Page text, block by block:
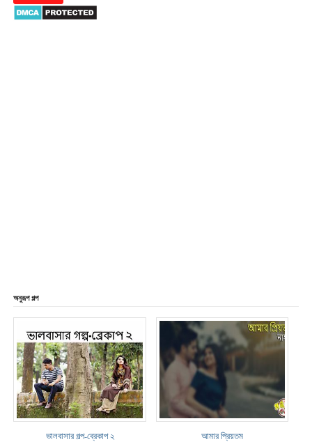
অনুরূপ গল্প
ভালবাসার গল্প-ব্রেকাপ ২ আমার প্রিয়তম